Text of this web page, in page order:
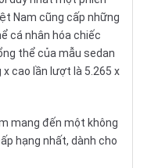
Nam cũng cấp những
cá nhân hóa chiếc
thể của mẫu sedan
cao lần lượt là 5.265 x
mang đến một không
hạng nhất, dành cho